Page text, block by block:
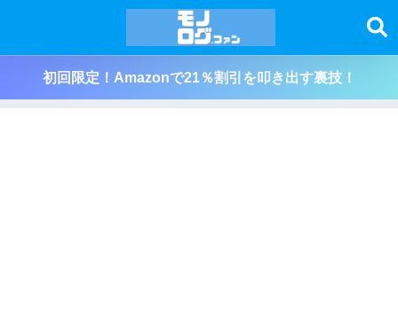
初回限定！Amazonで21％割引を叩き出す裏技！